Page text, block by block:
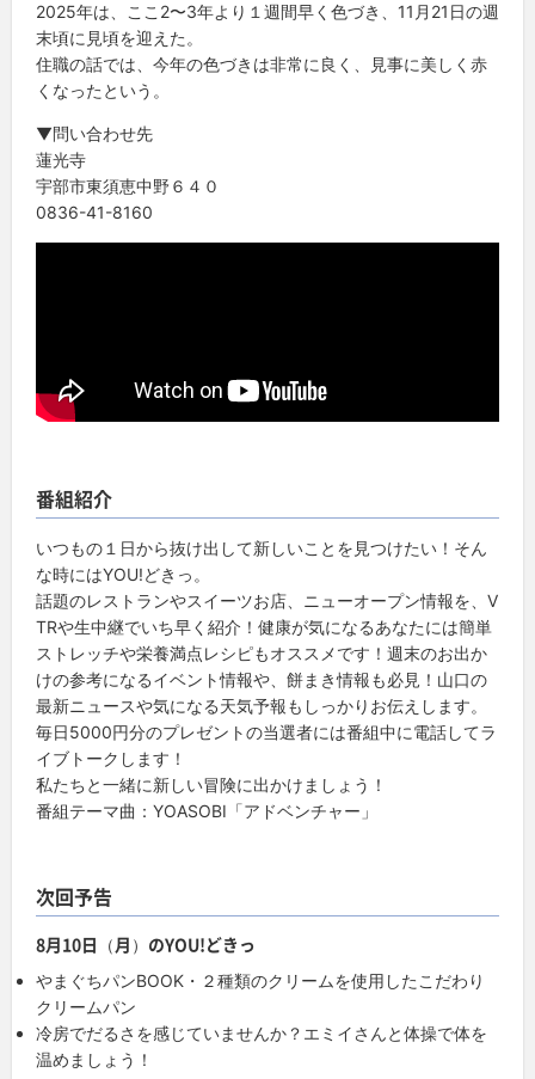
2025年は、ここ2〜3年より１週間早く色づき、11月21日の週
末頃に見頃を迎えた。
住職の話では、今年の色づきは非常に良く、見事に美しく赤
くなったという。
▼問い合わせ先
蓮光寺
宇部市東須恵中野６４０
0836-41-8160
番組紹介
いつもの１日から抜け出して新しいことを見つけたい！そん
な時にはYOU!どきっ。
話題のレストランやスイーツお店、ニューオープン情報を、V
TRや生中継でいち早く紹介！健康が気になるあなたには簡単
ストレッチや栄養満点レシピもオススメです！週末のお出か
けの参考になるイベント情報や、餅まき情報も必見！山口の
最新ニュースや気になる天気予報もしっかりお伝えします。
毎日5000円分のプレゼントの当選者には番組中に電話してラ
イブトークします！
私たちと一緒に新しい冒険に出かけましょう！
番組テーマ曲：YOASOBI「アドベンチャー」
次回予告
8月10日（月）のYOU!どきっ
やまぐちパンBOOK・２種類のクリームを使用したこだわり
クリームパン
冷房でだるさを感じていませんか？エミイさんと体操で体を
温めましょう！